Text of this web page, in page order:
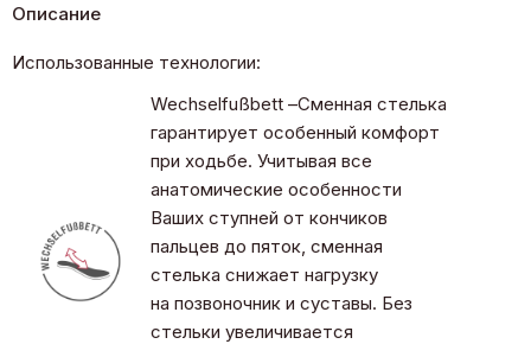
Описание
Использованные технологии:
Wechselfußbett –Сменная стелька
гарантирует особенный комфорт
при ходьбе. Учитывая все
анатомические особенности
Ваших ступней от кончиков
пальцев до пяток, сменная
стелька снижает нагрузку
на позвоночник и суставы. Без
стельки увеличивается